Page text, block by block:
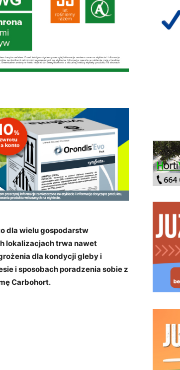
dla wielu gospodarstw
lokalizacjach trwa nawet
dla kondycji gleby i
i sposobach poradzenia sobie z
Carbohort.